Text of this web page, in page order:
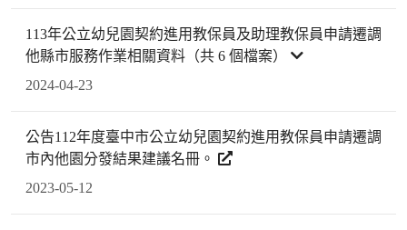
113年公立幼兒園契約進用教保員及助理教保員申請遷調
他縣市服務作業相關資料（共 6 個檔案）
2024-04-23
公告112年度臺中市公立幼兒園契約進用教保員申請遷調
市內他園分發結果建議名冊。
2023-05-12